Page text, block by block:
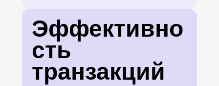
Эффективно
сть
транзакций